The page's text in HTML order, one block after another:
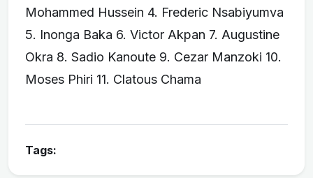
Mohammed Hussein 4. Frederic Nsabiyumva
5. Inonga Baka 6. Victor Akpan 7. Augustine
Okra 8. Sadio Kanoute 9. Cezar Manzoki 10.
Moses Phiri 11. Clatous Chama
Tags: